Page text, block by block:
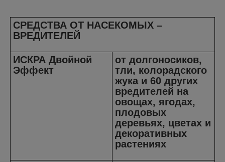
СРЕДСТВА ОТ НАСЕКОМЫХ –
ВРЕДИТЕЛЕЙ
ИСКРА Двойной
Эффект
от долгоносиков,
тли, колорадского
жука и 60 других
вредителей на
овощах, ягодах,
плодовых
деревьях, цветах и
декоративных
растениях